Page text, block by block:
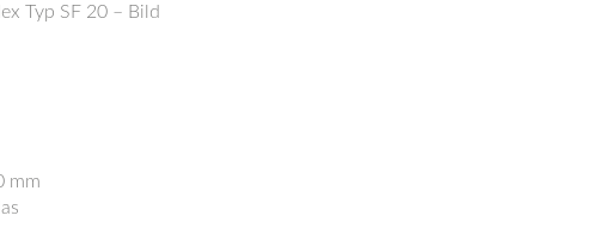
Typ SF 20 – Bild
mm